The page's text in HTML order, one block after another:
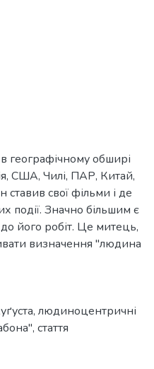
в географічному обширі
США, Чилі, ПАР, Китай,
ставив свої фільми і де
події. Значно більшим є
до його робіт. Це митець,
визначення "людина
, людиноцентричні
, стаття